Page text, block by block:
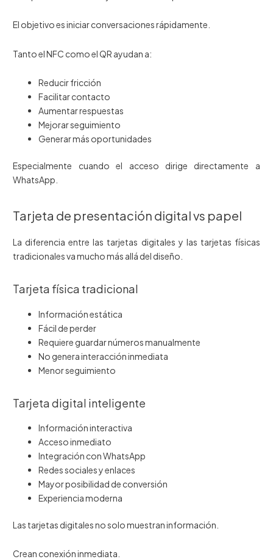
El objetivo es iniciar conversaciones rápidamente.
Tanto el NFC como el QR ayudan a:
Reducir fricción
Facilitar contacto
Aumentar respuestas
Mejorar seguimiento
Generar más oportunidades
Especialmente cuando el acceso dirige directamente a
WhatsApp.
Tarjeta de presentación digital vs papel
La diferencia entre las tarjetas digitales y las tarjetas físicas
tradicionales va mucho más allá del diseño.
Tarjeta física tradicional
Información estática
Fácil de perder
Requiere guardar números manualmente
No genera interacción inmediata
Menor seguimiento
Tarjeta digital inteligente
Información interactiva
Acceso inmediato
Integración con WhatsApp
Redes sociales y enlaces
Mayor posibilidad de conversión
Experiencia moderna
Las tarjetas digitales no solo muestran información.
Crean conexión inmediata.